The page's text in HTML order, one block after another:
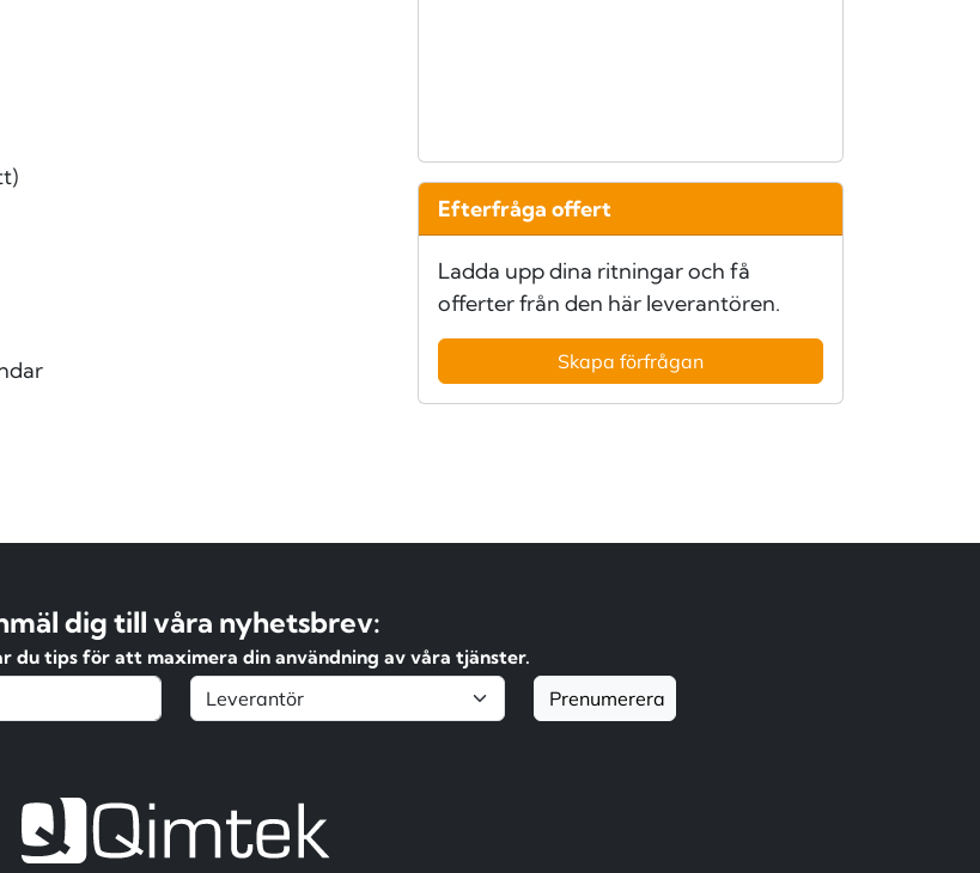
Efterfråga offert
Ladda upp dina ritningar och få
offerter från den här leverantören.
Skapa förfrågan
dig till våra nyhetsbrev:
du tips för att maximera din användning av våra tjänster.
Prenumerera